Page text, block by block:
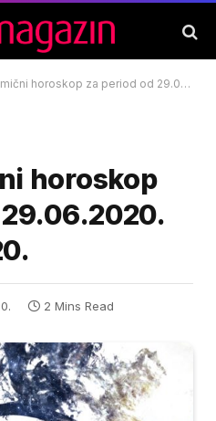
horoskop za period od 29.06.2020. do 05.07.2020.
horoskop
2 Mins Read